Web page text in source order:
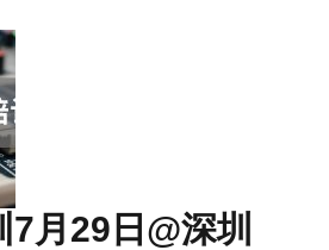
月29日@深圳